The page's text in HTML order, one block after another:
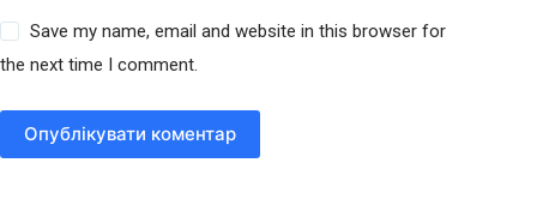
Save my name, email and website in this browser for
the next time I comment.
Опублікувати коментар